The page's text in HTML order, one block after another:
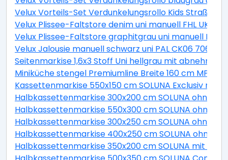
Velux Vorteils-Set Verdunkelungsrollo Kids Straßen
Velux Plissee-Faltstore denim uni manuell FHL UK04
Velux Plissee-Faltstore graphitgrau uni manuell FHL
Velux Jalousie manuell schwarz uni PAL CK06 7062S
Seitenmarkise 1,6x3 Stoff Uni hellgrau mit
Miniküche stengel Premiumline Breite 160 cm
Kassettenmarkise 550x150 cm SOLUNA Exclusiv mit
Halbkassettenmarkise 300x200 cm SOLUNA ohne
Halbkassettenmarkise 550x300 cm SOLUNA ohne
Halbkassettenmarkise 300x250 cm SOLUNA ohne
Halbkassettenmarkise 400x250 cm SOLUNA ohne
Halbkassettenmarkise 350x200 cm SOLUNA mit